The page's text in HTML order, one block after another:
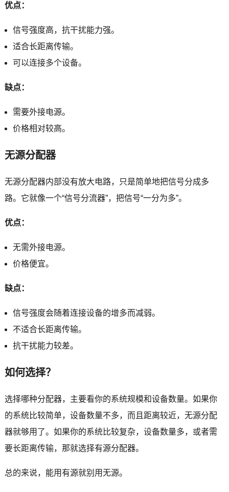
优点：
信号强度高，抗干扰能力强。
适合长距离传输。
可以连接多个设备。
缺点：
需要外接电源。
价格相对较高。
无源分配器
无源分配器内部没有放大电路，只是简单地把信号分成多
路。它就像一个“信号分流器”，把信号“一分为多”。
优点：
无需外接电源。
价格便宜。
缺点：
信号强度会随着连接设备的增多而减弱。
不适合长距离传输。
抗干扰能力较差。
如何选择？
选择哪种分配器，主要看你的系统规模和设备数量。如果你
的系统比较简单，设备数量不多，而且距离较近，无源分配
器就够用了。如果你的系统比较复杂，设备数量多，或者需
要长距离传输，那就选择有源分配器。
总的来说，能用有源就别用无源。